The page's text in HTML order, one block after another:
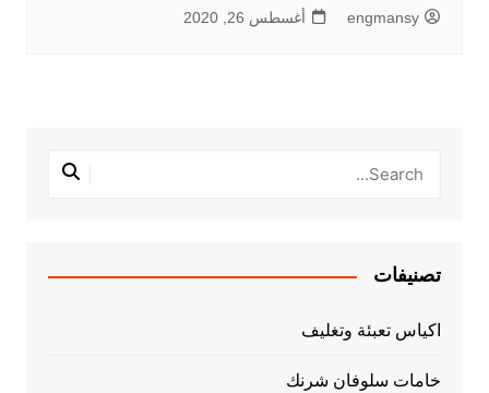
engmansy أغسطس 26, 2020
تصنيفات
اكياس تعبئة وتغليف
خامات سلوفان شرنك